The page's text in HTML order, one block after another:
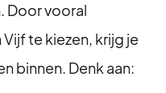
Door vooral
te kiezen, krijg je
binnen. Denk aan: